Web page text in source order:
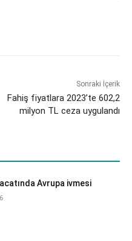
Sonraki İçerik
Fahiş fiyatlara 2023’te 602,2
milyon TL ceza uygulandı
Avrupa ivmesi